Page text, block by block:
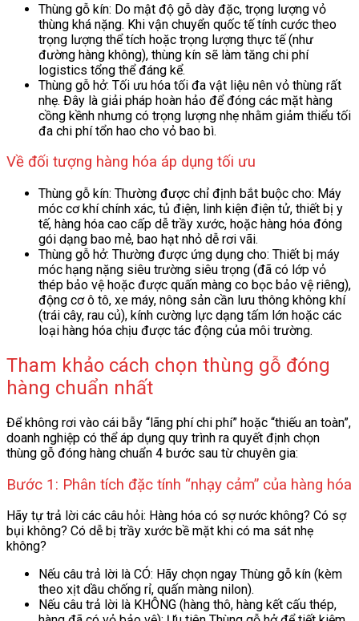
Thùng gỗ kín: Do mật độ gỗ dày đặc, trọng lượng vỏ
thùng khá nặng. Khi vận chuyển quốc tế tính cước theo
trọng lượng thể tích hoặc trọng lượng thực tế (như
đường hàng không), thùng kín sẽ làm tăng chi phí
logistics tổng thể đáng kể.
Thùng gỗ hở: Tối ưu hóa tối đa vật liệu nên vỏ thùng rất
nhẹ. Đây là giải pháp hoàn hảo để đóng các mặt hàng
cồng kềnh nhưng có trọng lượng nhẹ nhằm giảm thiểu tối
đa chi phí tổn hao cho vỏ bao bì.
Về đối tượng hàng hóa áp dụng tối ưu
Thùng gỗ kín: Thường được chỉ định bắt buộc cho: Máy
móc cơ khí chính xác, tủ điện, linh kiện điện tử, thiết bị y
tế, hàng hóa cao cấp dễ trầy xước, hoặc hàng hóa đóng
gói dạng bao mẻ, bao hạt nhỏ dễ rơi vãi.
Thùng gỗ hở: Thường được ứng dụng cho: Thiết bị máy
móc hạng nặng siêu trường siêu trọng (đã có lớp vỏ
thép bảo vệ hoặc được quấn màng co bọc bảo vệ riêng),
động cơ ô tô, xe máy, nông sản cần lưu thông không khí
(trái cây, rau củ), kính cường lực dạng tấm lớn hoặc các
loại hàng hóa chịu được tác động của môi trường.
Tham khảo cách chọn thùng gỗ đóng
hàng chuẩn nhất
Để không rơi vào cái bẫy “lãng phí chi phí” hoặc “thiếu an toàn”,
doanh nghiệp có thể áp dụng quy trình ra quyết định chọn
thùng gỗ đóng hàng chuẩn 4 bước sau từ chuyên gia:
Bước 1: Phân tích đặc tính “nhạy cảm” của hàng hóa
Hãy tự trả lời các câu hỏi: Hàng hóa có sợ nước không? Có sợ
bụi không? Có dễ bị trầy xước bề mặt khi có ma sát nhẹ
không?
Nếu câu trả lời là CÓ: Hãy chọn ngay Thùng gỗ kín (kèm
theo xịt dầu chống rỉ, quấn màng nilon).
Nếu câu trả lời là KHÔNG (hàng thô, hàng kết cấu thép,